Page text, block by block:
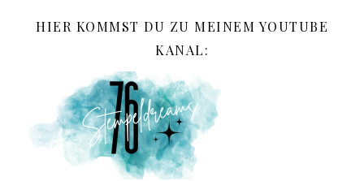
HIER KOMMST DU ZU MEINEM YOUTUBE
KANAL: